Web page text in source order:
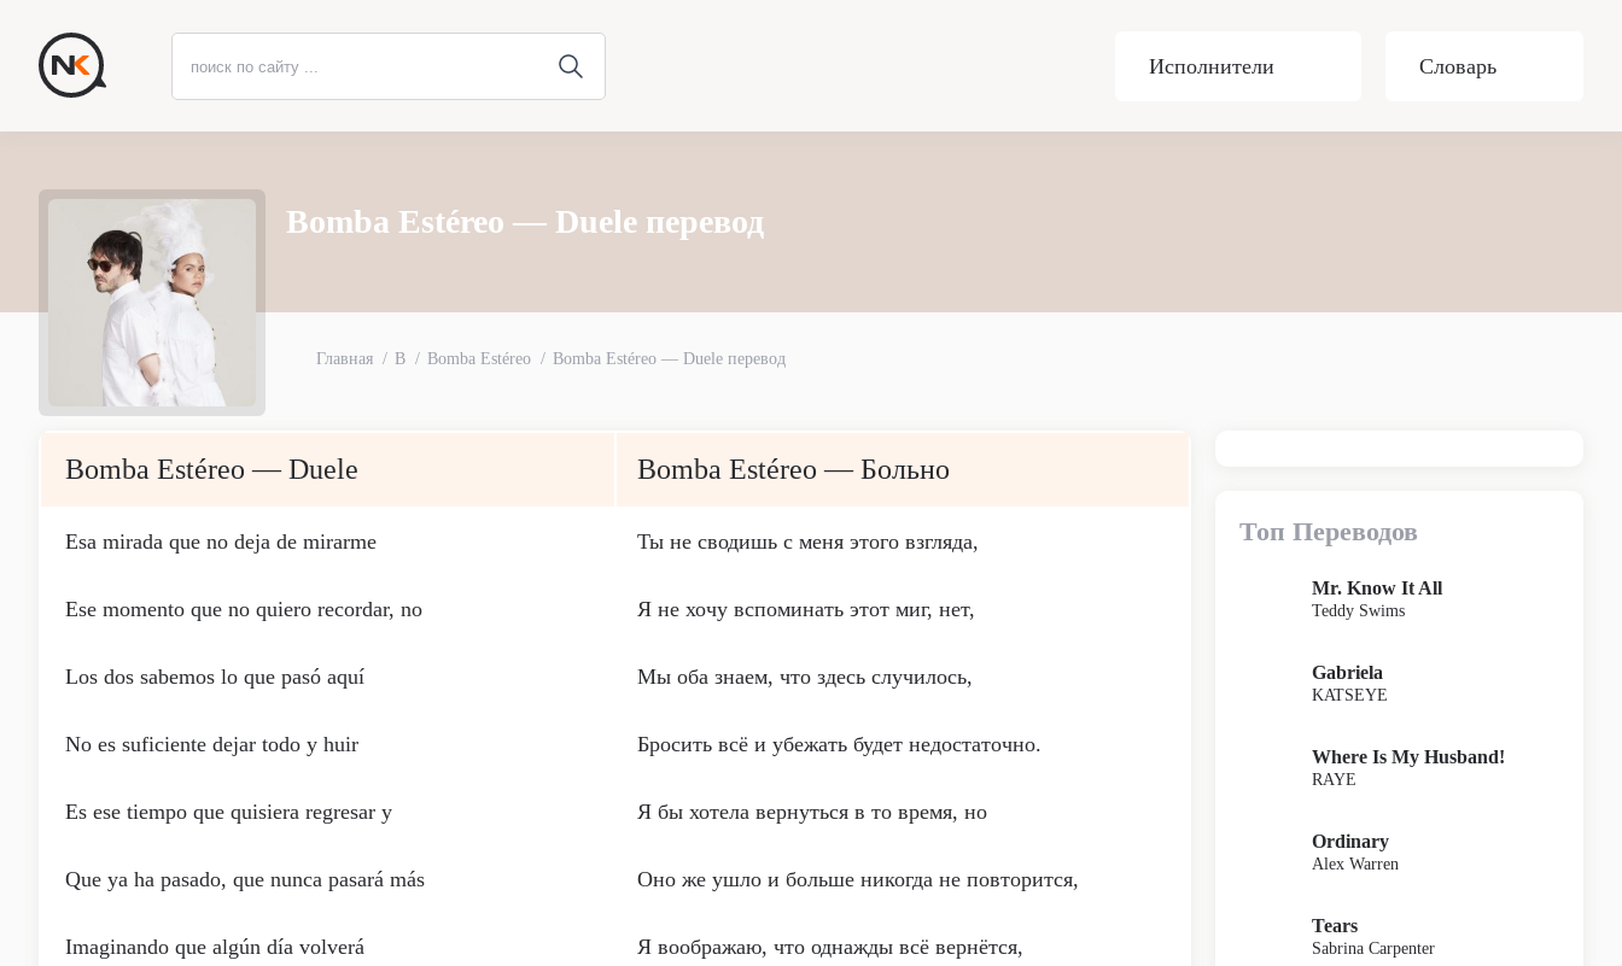
Исполнители Словарь
Bomba Estéreo — Duele перевод
Главная B Bomba Estéreo Bomba Estéreo — Duele перевод
Bomba Estéreo — Duele Bomba Estéreo — Больно
Esa mirada que no deja de mirarme Ты не сводишь с меня этого взгляда,
Ese momento que no quiero recordar, no Я не хочу вспоминать этот миг, нет,
Los dos sabemos lo que pasó aquí Мы оба знаем, что здесь случилось,
No es suficiente dejar todo y huir Бросить всё и убежать будет недостаточно.
Es ese tiempo que quisiera regresar y Я бы хотела вернуться в то время, но
Que ya ha pasado, que nunca pasará más Оно же ушло и больше никогда не повторится,
Imaginando que algún día volverá Я воображаю, что однажды всё вернётся,
Топ Переводов
Mr. Know It All
Teddy Swims
Gabriela
KATSEYE
Where Is My Husband!
RAYE
Ordinary
Alex Warren
Tears
Sabrina Carpenter